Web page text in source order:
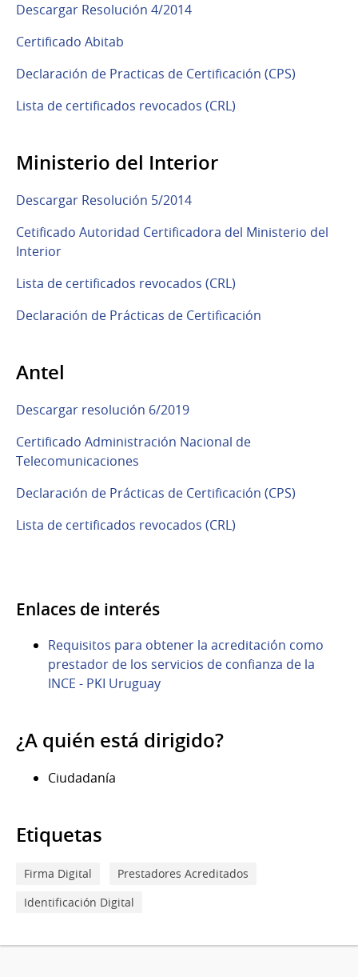
Descargar Resolución 4/2014
Certificado Abitab
Declaración de Practicas de Certificación (CPS)
Lista de certificados revocados (CRL)
Ministerio del Interior
Descargar Resolución 5/2014
Cetificado Autoridad Certificadora del Ministerio del
Interior
Lista de certificados revocados (CRL)
Declaración de Prácticas de Certificación
Antel
Descargar resolución 6/2019
Certificado Administración Nacional de
Telecomunicaciones
Declaración de Prácticas de Certificación (CPS)
Lista de certificados revocados (CRL)
Enlaces de interés
Requisitos para obtener la acreditación como
prestador de los servicios de confianza de la
INCE - PKI Uruguay
¿A quién está dirigido?
Ciudadanía
Etiquetas
Firma Digital
Prestadores Acreditados
Identificación Digital